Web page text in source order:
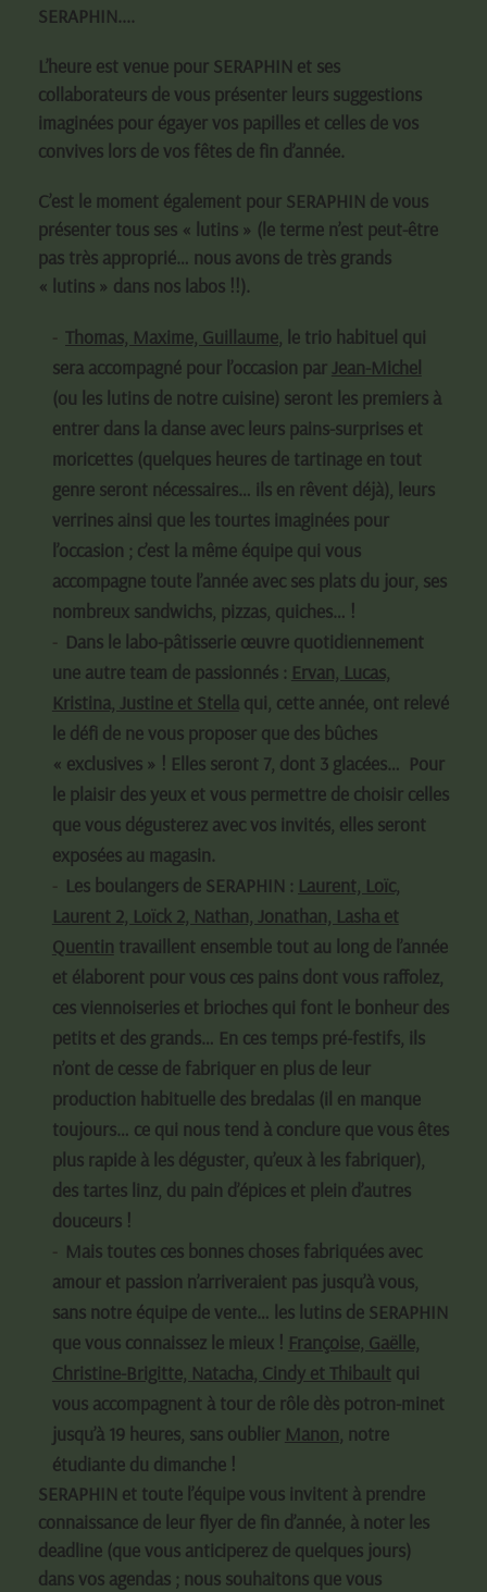
SERAPHIN....
L’heure est venue pour SERAPHIN et ses
collaborateurs de vous présenter leurs suggestions
imaginées pour égayer vos papilles et celles de vos
convives lors de vos fêtes de fin d’année.
C’est le moment également pour SERAPHIN de vous
présenter tous ses « lutins » (le terme n’est peut-être
pas très approprié… nous avons de très grands
« lutins » dans nos labos !!).
Thomas, Maxime, Guillaume, le trio habituel qui
sera accompagné pour l’occasion parJean-Michel
(ou les lutins de notre cuisine) seront les premiers à
entrer dans la danse avec leurs pains-surprises et
moricettes (quelques heures de tartinage en tout
genre seront nécessaires… ils en rêvent déjà), leurs
verrines ainsi que les tourtes imaginées pour
l’occasion ; c’est la même équipe qui vous
accompagne toute l’année avec ses plats du jour, ses
nombreux sandwichs, pizzas, quiches… !
Dans le labo-pâtisserie œuvre quotidiennement
une autre team de passionnés : Ervan, Lucas,
Kristina, Justine et Stellaqui, cette année, ont relevé
le défi de ne vous proposer que des bûches
« exclusives » ! Elles seront 7, dont 3 glacées… Pour
le plaisir des yeux et vous permettre de choisir celles
que vous dégusterez avec vos invités, elles seront
exposées au magasin.
Les boulangers de SERAPHIN : Laurent, Loïc,
Laurent 2, Loïck 2, Nathan, Jonathan, Lasha et
Quentin travaillent ensemble tout au long de l’année
et élaborent pour vous ces pains dont vous raffolez,
ces viennoiseries et brioches qui font le bonheur des
petits et des grands… En ces temps pré-festifs, ils
n’ont de cesse de fabriquer en plus de leur
production habituelle des bredalas (il en manque
toujours… ce qui nous tend à conclure que vous êtes
plus rapide à les déguster, qu’eux à les fabriquer),
des tartes linz, du pain d’épices et plein d’autres
douceurs !
Mais toutes ces bonnes choses fabriquées avec
amour et passion n’arriveraient pas jusqu’à vous,
sans notre équipe de vente… les lutins de SERAPHIN
que vous connaissez le mieux ! Françoise, Gaëlle,
Christine-Brigitte, Natacha, Cindy et Thibaultqui
vous accompagnent à tour de rôle dès potron-minet
jusqu’à 19 heures, sans oublier Manon, notre
étudiante du dimanche !
SERAPHIN et toute l’équipe vous invitent à prendre
connaissance de leur flyer de fin d’année, à noter les
deadline (que vous anticiperez de quelques jours)
dans vos agendas ; nous souhaitons que vous